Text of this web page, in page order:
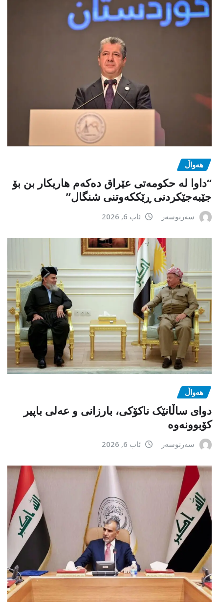
هەواڵ
“داوا لە حكومەتی عێراق دەكەم هاریكار بن بۆ
جێبەجێكردنی ڕێككەوتنی شنگال”
سەرنوسەر ئاب 6, 2026
هەواڵ
دوای ساڵانێک ناکۆکی، بارزانی و عەلی باپیر
کۆبوونەوە
سەرنوسەر ئاب 6, 2026